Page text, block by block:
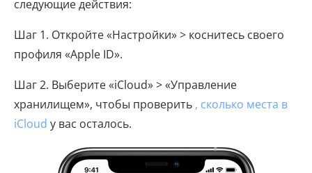
следующие действия:
Шаг 1. Откройте «Настройки» > коснитесь своего
профиля «Apple ID».
Шаг 2. Выберите «iCloud» > «Управление
хранилищем», чтобы проверить , сколько места в
iCloud у вас осталось.